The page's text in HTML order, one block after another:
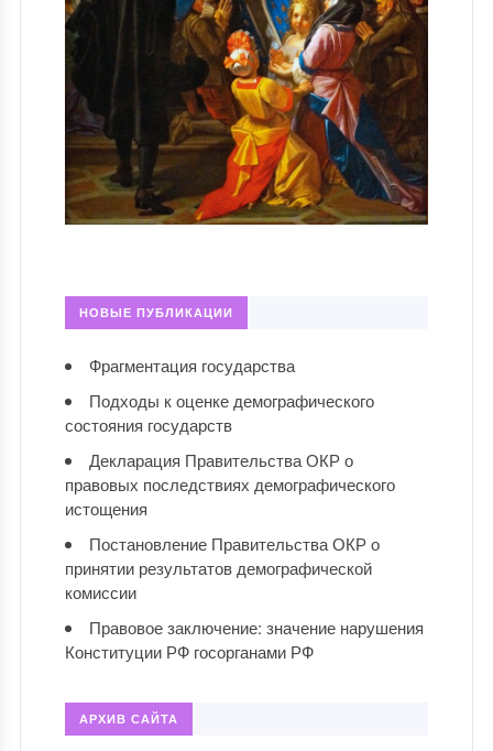
НОВЫЕ ПУБЛИКАЦИИ
Фрагментация государства
Подходы к оценке демографического
состояния государств
Декларация Правительства ОКР о
правовых последствиях демографического
истощения
Постановление Правительства ОКР о
принятии результатов демографической
комиссии
Правовое заключение: значение нарушения
Конституции РФ госорганами РФ
АРХИВ САЙТА